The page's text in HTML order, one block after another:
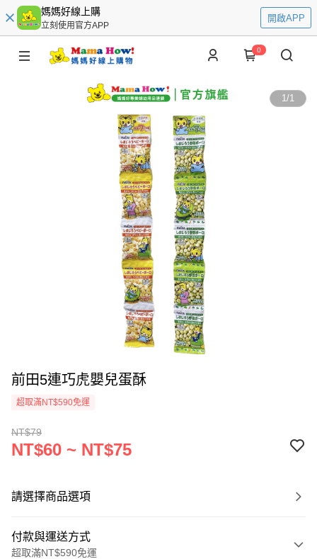
媽媽好線上購
立刻使用官方APP
開啟APP
0
1/1
前田5連巧虎嬰兒蛋酥
超取滿NT$590免運
NT$79
NT$60 ~ NT$75
請選擇商品選項
付款與運送方式
超取滿NT$590免運